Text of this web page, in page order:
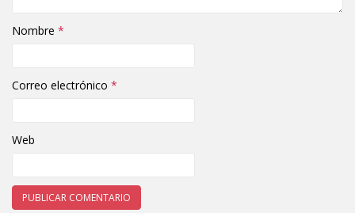
Nombre *
Correo electrónico *
Web